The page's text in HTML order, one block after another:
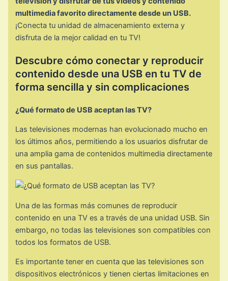
multimedia favorito directamente desde un USB.
¡Conecta tu unidad de almacenamiento externa y
disfruta de la mejor calidad en tu TV!
Descubre cómo conectar y reproducir
contenido desde una USB en tu TV de
forma sencilla y sin complicaciones
¿Qué formato de USB aceptan las TV?
Las televisiones modernas han evolucionado mucho en
los últimos años, permitiendo a los usuarios disfrutar de
una amplia gama de contenidos multimedia directamente
en sus pantallas.
Una de las formas más comunes de reproducir
contenido en una TV es a través de una unidad USB. Sin
embargo, no todas las televisiones son compatibles con
todos los formatos de USB.
Es importante tener en cuenta que las televisiones son
dispositivos electrónicos y tienen ciertas limitaciones en